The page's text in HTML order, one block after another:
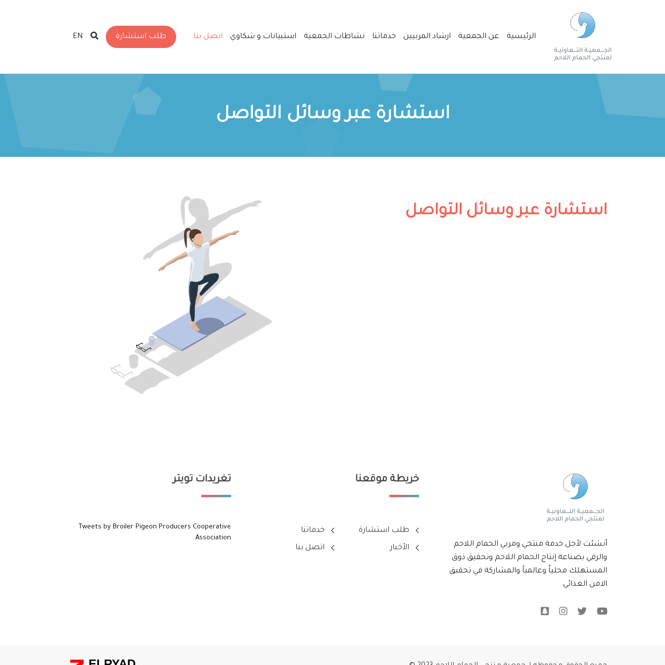
الرئيسية عن الجمعية ارشاد المربيين خدماتنا نشاطات الجمعية استبيانات و شكاوي اتصل بنا طلب استشارة EN
استشارة عبر وسائل التواصل
استشارة عبر وسائل التواصل
أنشئت لأجل خدمة منتجي ومربي الحمام اللاحم
والرقي بصناعة إنتاج الحمام اللاحم وتحقيق ذوق
المستهلك محلياُ وعالمياً والمشاركة في تحقيق
الامن الغذائي
خريطة موقعنا
طلب استشارة خدماتنا
الأخبار اتصل بنا
تغريدات تويتر
Tweets by Broiler Pigeon Producers Cooperative
Association